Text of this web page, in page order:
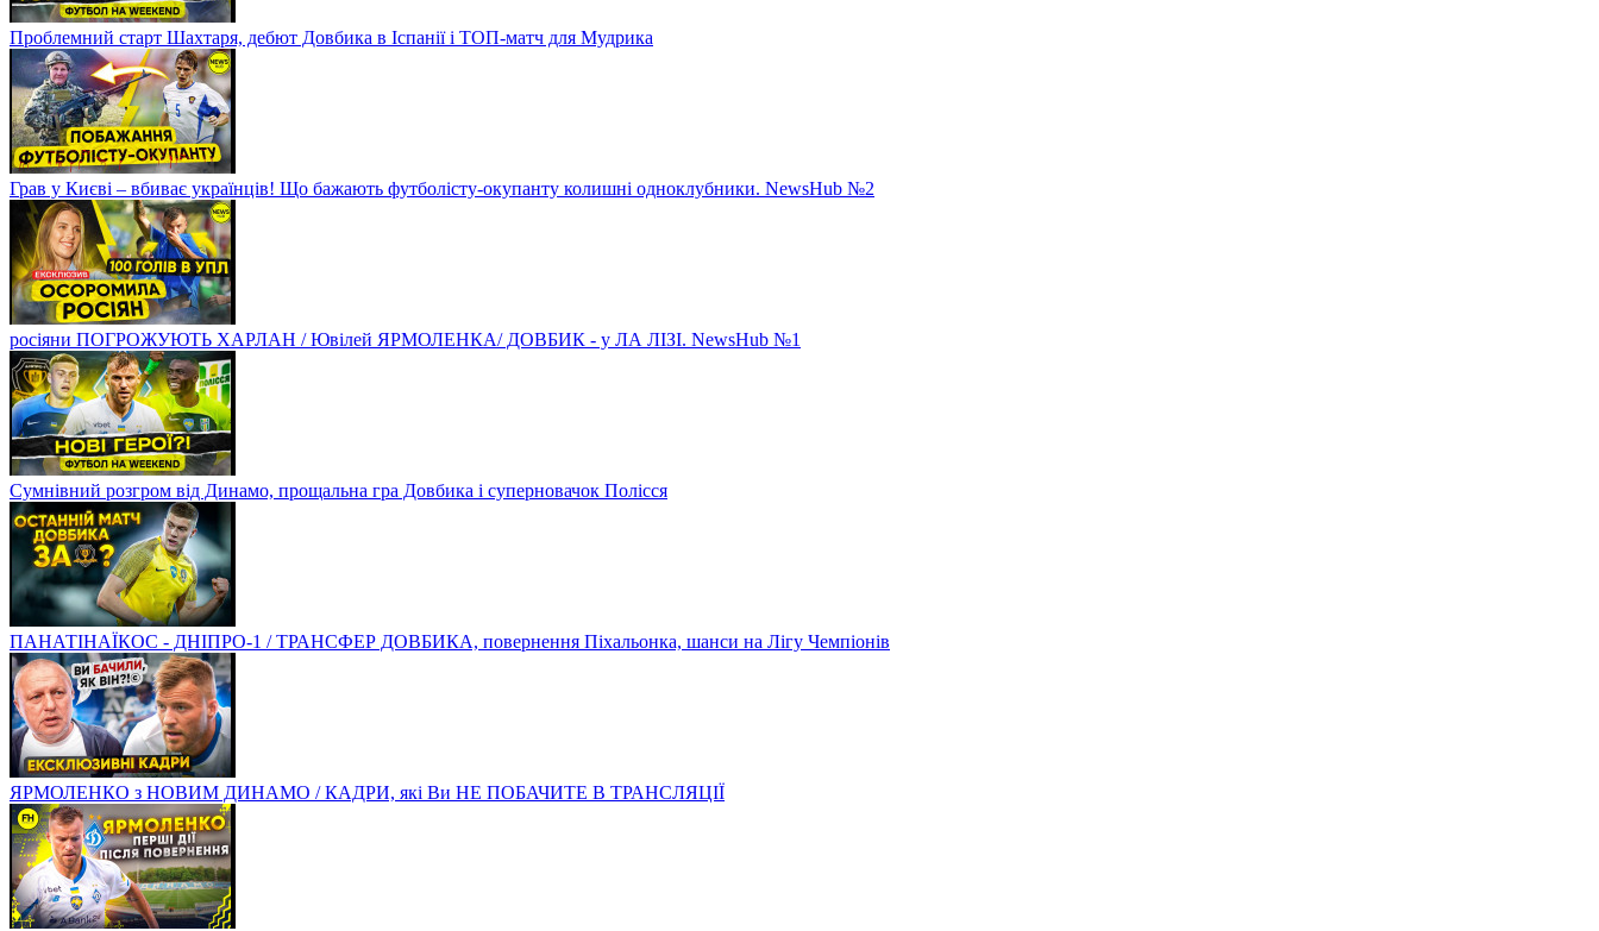
Проблемний старт Шахтаря, дебют Довбика в Іспанії і ТОП-матч для Мудрика
Грав у Києві – вбиває українців! Що бажають футболісту-окупанту колишні одноклубники. NewsHub №2
росіяни ПОГРОЖУЮТЬ ХАРЛАН / Ювілей ЯРМОЛЕНКА/ ДОВБИК - у ЛА ЛІЗІ. NewsHub №1
Сумнівний розгром від Динамо, прощальна гра Довбика і суперновачок Полісся
ПАНАТІНАЇКОС - ДНІПРО-1 / ТРАНСФЕР ДОВБИКА, повернення Піхальонка, шанси на Лігу Чемпіонів
ЯРМОЛЕНКО з НОВИМ ДИНАМО / КАДРИ, які Ви НЕ ПОБАЧИТЕ В ТРАНСЛЯЦІЇ